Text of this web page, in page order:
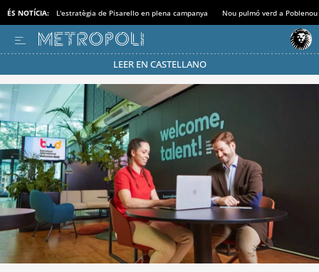
ÉS NOTÍCIA: L'estratègia de Pisarello en plena campanya Nou pulmó verd a Poblenou
LEER EN CASTELLANO
Passa’t al mode estalvi